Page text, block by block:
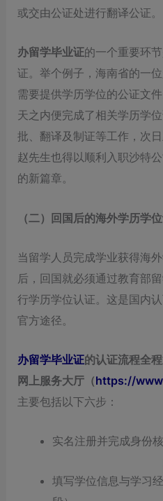
或交由公证处进行翻译公证。
办留学毕业证的一个重要环
证。举个例子，海南省的一
需要提供学历学位的公证文
天之内便完成了相关学历学
批、翻译及制证等工作，次
赵先生也得以顺利入职沙特
的新篇章。
（二）回国后的海外学历学
当留学人员完成学业获得海
后，回国就必须通过教育部
行学历学位认证。这是国内
官方途径。
办留学毕业证的认证流程全
网上服务大厅（https://
主要包括以下六步：
实名注册并完成身份核
填写学位信息与学习